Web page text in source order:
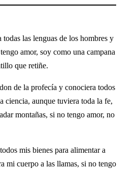
las lenguas de los hombres y
amor, soy como una campana
que retiñe.
de la profecía y conociera todos
ciencia, aunque tuviera toda la fe,
montañas, si no tengo amor, no
mis bienes para alimentar a
mi cuerpo a las llamas, si no tengo